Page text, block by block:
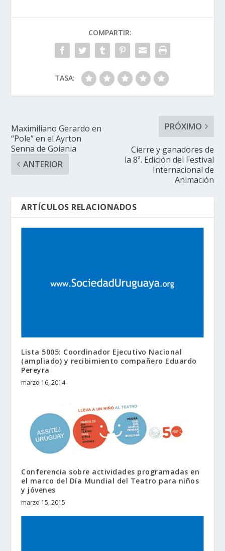
COMPARTIR:
TASA:
Maximiliano Gerardo en
“Pole” en el Ayrton
Senna de Goiania
ANTERIOR
PRÓXIMO
Cierre y ganadores de
la 8ª. Edición del Festival
Internacional de
Animación
ARTÍCULOS RELACIONADOS
Lista 5005: Coordinador Ejecutivo Nacional
(ampliado) y recibimiento compañero Eduardo
Pereyra
marzo 16, 2014
Conferencia sobre actividades programadas en
el marco del Día Mundial del Teatro para niños
y jóvenes
marzo 15, 2015